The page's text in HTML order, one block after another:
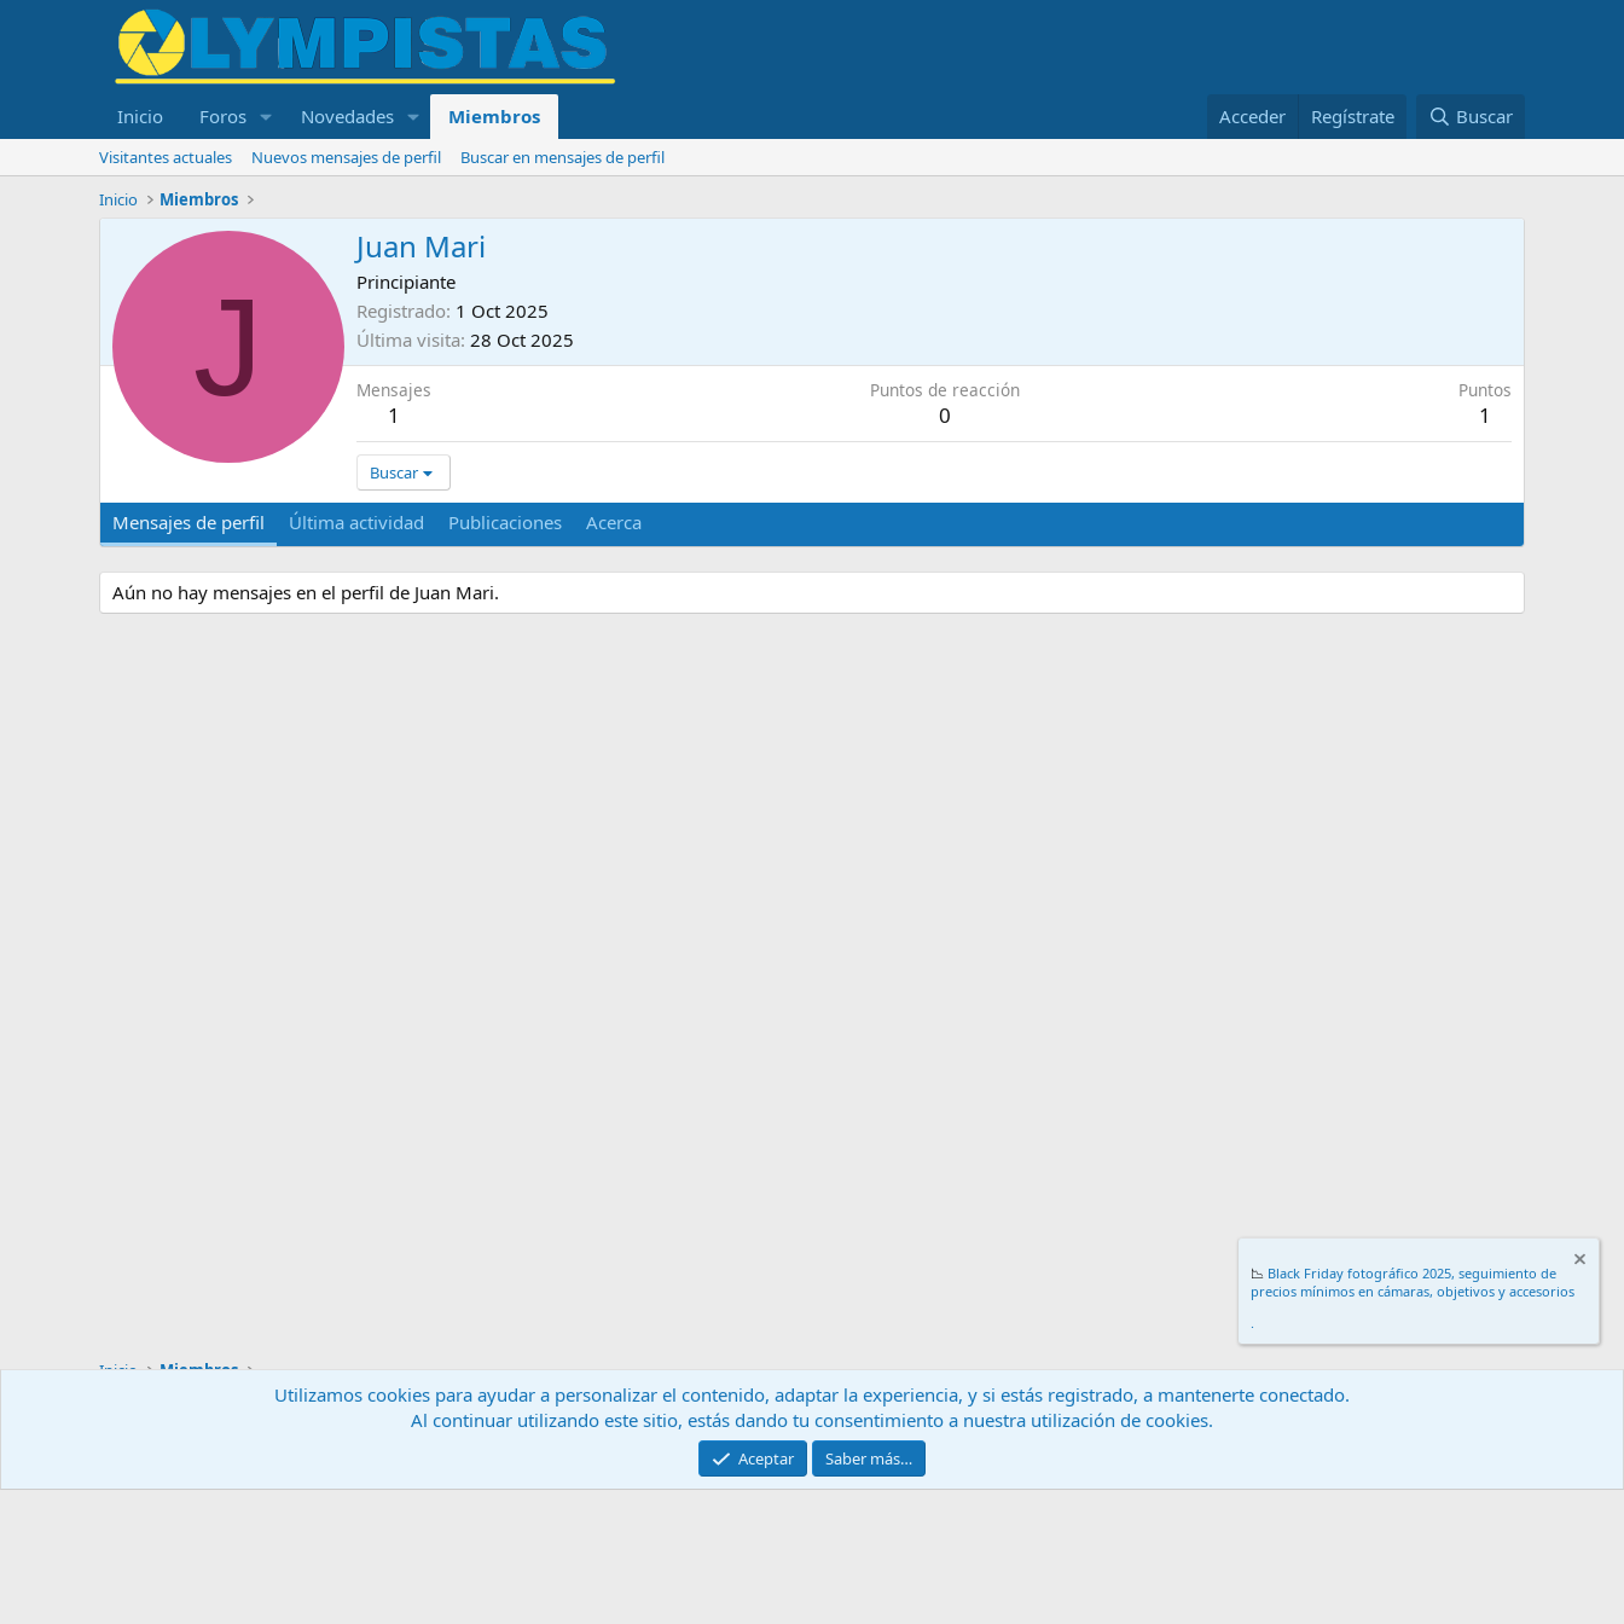
Inicio Foros Novedades Miembros Acceder Regístrate Buscar
Visitantes actuales Nuevos mensajes de perfil
Buscar en mensajes de perfil
Inicio
Miembros
J
Juan Mari
Principiante
Registrado 1 Oct 2025
Última visita 28 Oct 2025
Mensajes
1
Puntos de reacción
0
Puntos
1
Buscar
Mensajes de perfil Última actividad Publicaciones Acerca
Aún no hay mensajes en el perfil de Juan Mari.
Inicio Miembros
Contáctanos Términos y reglas
Community platform by XenForo® © 2010-2024 XenForo Ltd.
📉 Black Friday fotográfico 2025, seguimiento de
precios mínimos en cámaras, objetivos y accesorios
.
Utilizamos cookies para ayudar a personalizar el contenido, adaptar la experiencia, y si estás registrado, a mantenerte conectado.
Al continuar utilizando este sitio, estás dando tu consentimiento a nuestra utilización de cookies.
Aceptar Saber más…